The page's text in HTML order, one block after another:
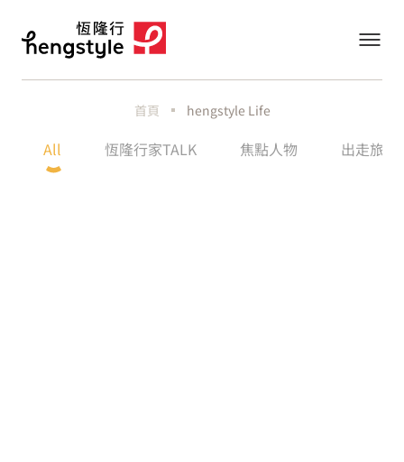
首頁 hengstyle Life
All 恆隆行家TALK 焦點人物 出走旅行